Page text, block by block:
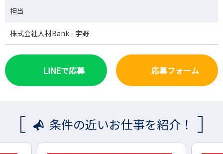
担当
株式会社人材Bank - 宇野
LINEで応募 応募フォーム
条件の近いお仕事を紹介！